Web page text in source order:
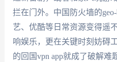
拦在门外。中国防火墙的
艺、优酷等日常资源变得遥
响娱乐，更在关键时刻妨碍
的回国vpn app就成了破解